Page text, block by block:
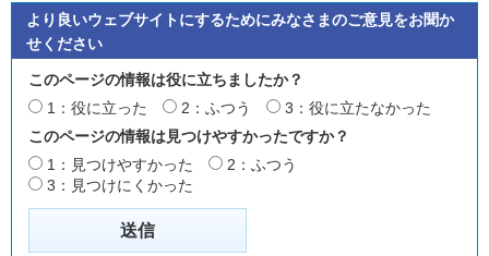
より良いウェブサイトにするためにみなさまのご意見をお聞か
せください
このページの情報は役に立ちましたか？
1：役に立った
2：ふつう
3：役に立たなかった
このページの情報は見つけやすかったですか？
1：見つけやすかった
2：ふつう
3：見つけにくかった